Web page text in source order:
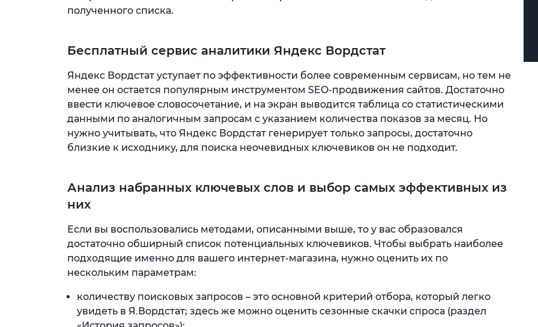
полученного списка.
Бесплатный сервис аналитики Яндекс Вордстат
Яндекс Вордстат уступает по эффективности более современным сервисам, но тем не
менее он остается популярным инструментом SEO-продвижения сайтов. Достаточно
ввести ключевое словосочетание, и на экран выводится таблица со статистическими
данными по аналогичным запросам с указанием количества показов за месяц. Но
нужно учитывать, что Яндекс Вордстат генерирует только запросы, достаточно
близкие к исходнику, для поиска неочевидных ключевиков он не подходит.
Анализ набранных ключевых слов и выбор самых эффективных из
них
Если вы воспользовались методами, описанными выше, то у вас образовался
достаточно обширный список потенциальных ключевиков. Чтобы выбрать наиболее
подходящие именно для вашего интернет-магазина, нужно оценить их по
нескольким параметрам:
количеству поисковых запросов – это основной критерий отбора, который легко
увидеть в Я.Вордстат; здесь же можно оценить сезонные скачки спроса (раздел